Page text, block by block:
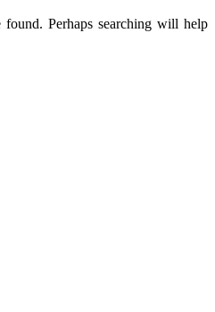
Perhaps searching will help